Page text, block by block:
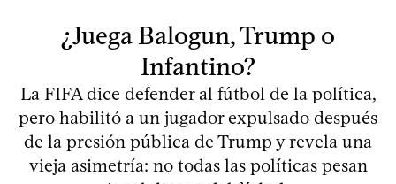
¿Juega Balogun, Trump o
Infantino?
La FIFA dice defender al fútbol de la política,
pero habilitó a un jugador expulsado después
de la presión pública de Trump y revela una
vieja asimetría: no todas las políticas pesan